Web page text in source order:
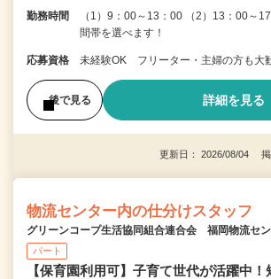
勤務時間
（1）9：00～13：00 （2）13：00～
間帯を選べます！
応募資格 未経験OK フリーター・主婦の方も大
後で見る 詳細を見る
更新日： 2026/08/04 掲
物流センター内の仕分けスタッフ
グリーンコープ生活協同組合連合会 福岡物流セ
パート
【保育園利用可】子育て世代が活躍中